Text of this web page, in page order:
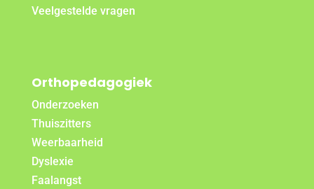
Veelgestelde vragen
Orthopedagogiek
Onderzoeken
Thuiszitters
Weerbaarheid
Dyslexie
Faalangst